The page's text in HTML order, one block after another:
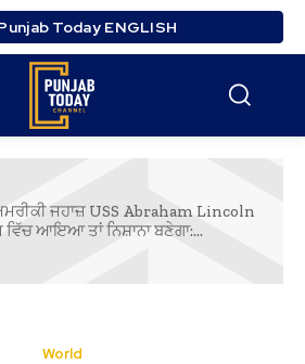
Today ENGLISH
ਜਹਾਜ਼ USS Abraham Lincoln
ਆਇਆ ਤਾਂ ਨਿਸ਼ਾਨਾ ਬਣੇਗਾ:...
World